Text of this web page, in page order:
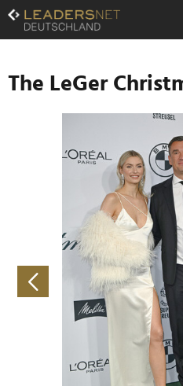
Zum
Inhalt
Zur
Navigation
Zur
Hauptnavigation
The LeGer